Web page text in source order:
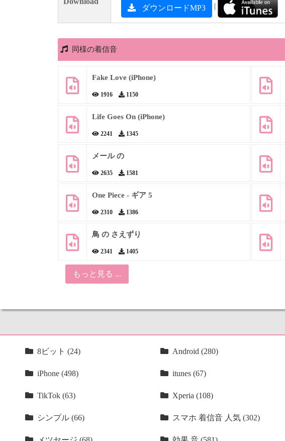
ダウンロードMP3 |
同様の着信音
Fake Love (iPhone)
1916 1150
Life Goes On (iPhone)
2241 1345
メール の
2635 1581
One Piece - ギア 5
2310 1386
鳥 の さえずり
2341 1405
もっと見る ...
8ビット (24) Android (280)
iPhone (498) itunes (67)
TikTok (63) Xperia (108)
シンプル (66) スマホ 着信音 人気 (302)